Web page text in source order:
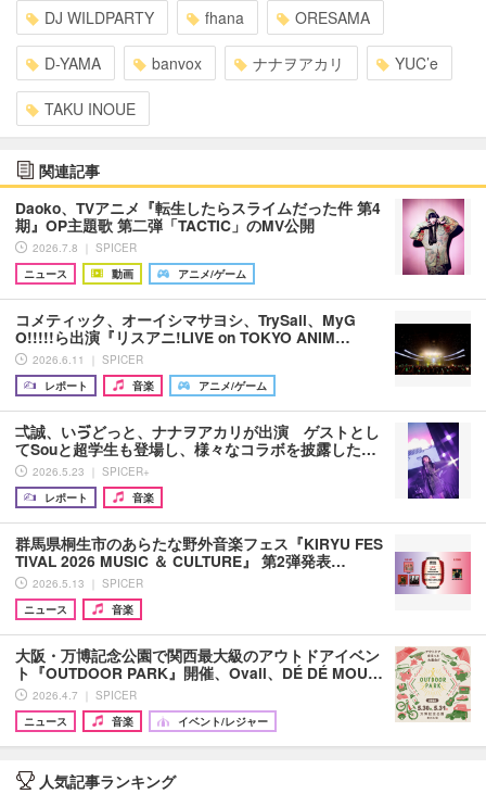
DJ WILDPARTY fhana ORESAMA
D-YAMA banvox ナナヲアカリ YUC’e
TAKU INOUE
関連記事
Daoko、TVアニメ『転生したらスライムだった件 第4
期』OP主題歌 第二弾「TACTIC」のMV公開
2026.7.8 ｜ SPICER
ニュース
動画 アニメ/ゲーム
コメティック、オーイシマサヨシ、TrySail、MyG
O!!!!!ら出演『リスアニ!LIVE on TOKYO ANIM…
2026.6.11 ｜ SPICER
レポート
音楽 アニメ/ゲーム
弌誠、いゔどっと、ナナヲアカリが出演 ゲストとし
てSouと超学生も登場し、様々なコラボを披露した…
2026.5.23 ｜ SPICER+
レポート
音楽
群馬県桐生市のあらたな野外音楽フェス『KIRYU FES
TIVAL 2026 MUSIC ＆ CULTURE』 第2弾発表…
2026.5.13 ｜ SPICER
ニュース
音楽
大阪・万博記念公園で関西最大級のアウトドアイベン
ト『OUTDOOR PARK』開催、Ovall、DÉ DÉ MOU…
2026.4.7 ｜ SPICER
ニュース
音楽 イベント/レジャー
人気記事ランキング